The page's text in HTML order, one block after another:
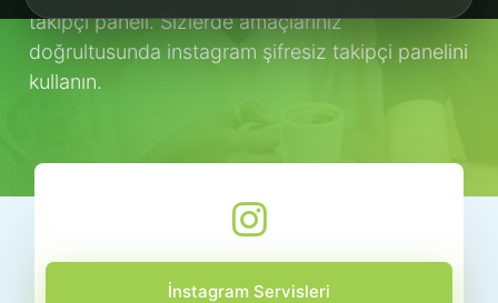
takipçi paneli. Sizlerde amaçlarınız
doğrultusunda instagram şifresiz takipçi panelini
kullanın.
İnstagram Servisleri